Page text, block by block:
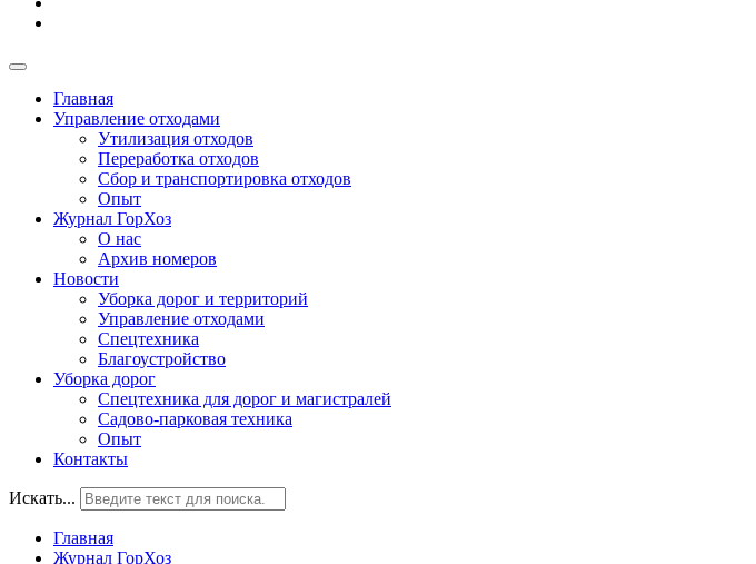
Главная
Управление отходами
Утилизация отходов
Переработка отходов
Сбор и транспортировка отходов
Опыт
Журнал ГорХоз
О нас
Архив номеров
Новости
Уборка дорог и территорий
Управление отходами
Спецтехника
Благоустройство
Уборка дорог
Спецтехника для дорог и магистралей
Садово-парковая техника
Опыт
Контакты
Искать...
Главная
Журнал ГорХоз